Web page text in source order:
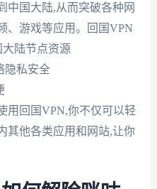
中国大陆,从而突破各种网
、游戏等应用。回国VPN
陆节点资源
隐私安全
用回国VPN,你不仅可以轻
其他各类应用和网站,让你